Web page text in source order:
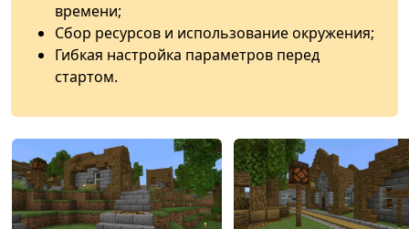
времени;
Сбор ресурсов и использование окружения;
Гибкая настройка параметров перед
стартом.